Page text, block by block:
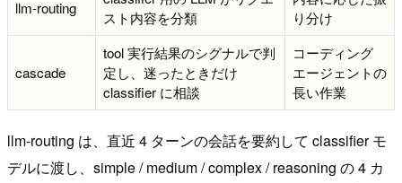
llm-routing
スト内容を分類
り分け
cascade
tool 実行結果のシグナルで判
定し、迷ったときだけ
classifier に相談
コーディング
エージェントの
長い作業
llm-routing は、直近 4 ターンの会話を要約して classifier モ
デルに渡し、simple / medium / complex / reasoning の 4 カ